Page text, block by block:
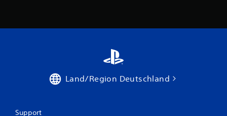
Land/Region Deutschland
Support